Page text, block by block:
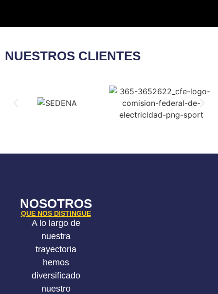
NUESTROS CLIENTES​
NOSOTROS
QUE NOS DISTINGUE
A lo largo de
nuestra
trayectoria
hemos
diversificado
nuestro